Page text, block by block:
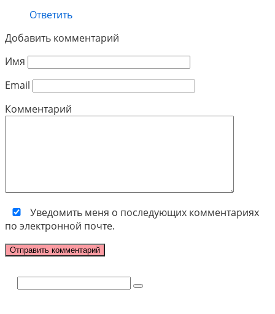
Ответить
Добавить комментарий
Имя
Email
Комментарий
Уведомить меня о последующих комментариях
по электронной почте.
Поиск: